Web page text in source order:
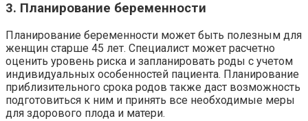
3. Планирование беременности
Планирование беременности может быть полезным для
женщин старше 45 лет. Специалист может расчетно
оценить уровень риска и запланировать роды с учетом
индивидуальных особенностей пациента. Планирование
приблизительного срока родов также даст возможность
подготовиться к ним и принять все необходимые меры
для здорового плода и матери.